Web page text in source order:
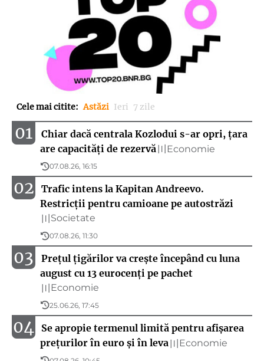
Cele mai citite: Astăzi Ieri 7 zile
01
Chiar dacă centrala Kozlodui s-ar opri, țara
are capacități de rezervă 〣 Economie
07.08.26, 16:15
02
Trafic intens la Kapitan Andreevo.
Restricții pentru camioane pe autostrăzi
〣 Societate
07.08.26, 11:30
03
Prețul țigărilor va crește începând cu luna
august cu 13 eurocenți pe pachet
〣 Economie
25.06.26, 17:45
04
Se apropie termenul limită pentru afișarea
prețurilor în euro și în leva 〣 Economie